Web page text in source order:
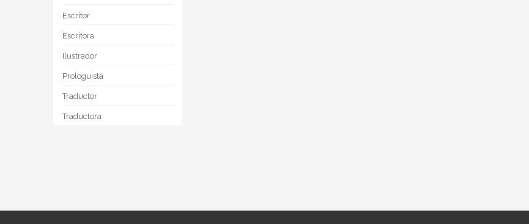
Escritor
Escritora
Ilustrador
Prologuista
Traductor
Traductora